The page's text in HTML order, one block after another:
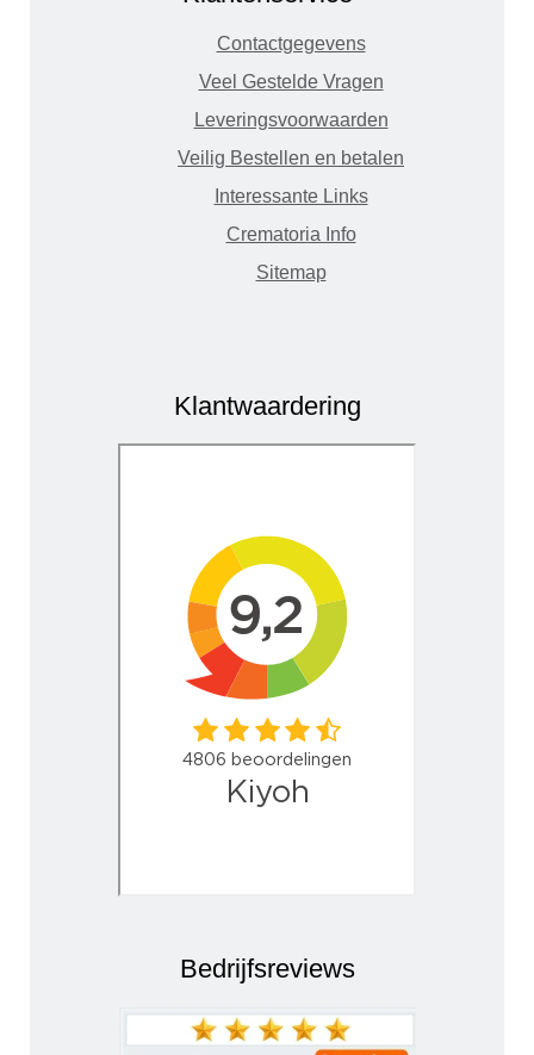
Contactgegevens
Veel Gestelde Vragen
Leveringsvoorwaarden
Veilig Bestellen en betalen
Interessante Links
Crematoria Info
Sitemap
Klantwaardering
Bedrijfsreviews